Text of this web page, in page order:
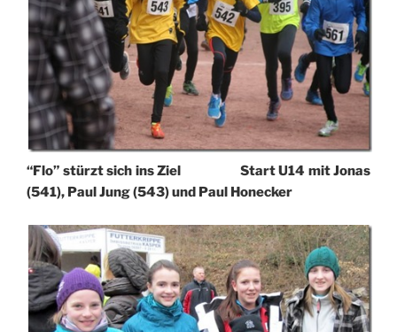
“Flo” stürzt sich ins Ziel Start U14 mit Jonas
(541), Paul Jung (543) und Paul Honecker